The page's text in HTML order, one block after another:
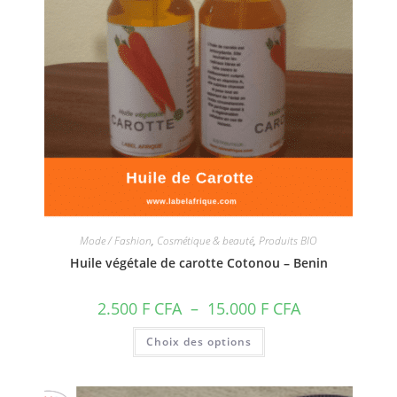
Mode / Fashion, Cosmétique & beauté, Produits BIO
Huile végétale de carotte Cotonou – Benin
2.500 F CFA – 15.000 F CFAPlage
de
CFA
Choix des options
Ce
a